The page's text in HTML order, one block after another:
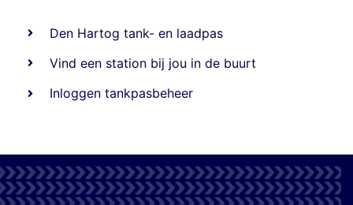
Den Hartog tank- en laadpas
Vind een station bij jou in de buurt
Inloggen tankpasbeheer